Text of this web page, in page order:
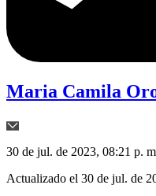
Maria Camila
30 de jul. de 2023, 08:21 p.
Actualizado el 30 de jul. de